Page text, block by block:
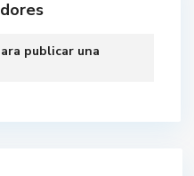
publicar una